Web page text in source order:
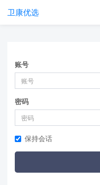
卫康优选
账号
密码
保持会话